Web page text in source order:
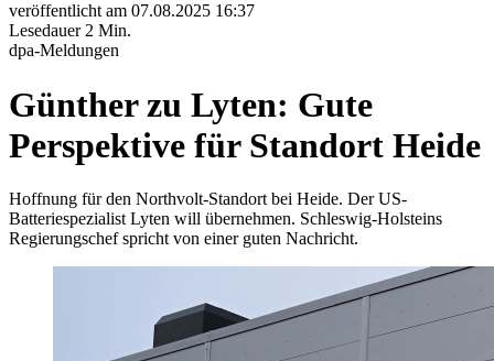
veröffentlicht am 07.08.2025 16:37
Lesedauer 2 Min.
dpa-Meldungen
Günther zu Lyten: Gute
Perspektive für Standort Heide
Hoffnung für den Northvolt-Standort bei Heide. Der US-
Batteriespezialist Lyten will übernehmen. Schleswig-Holsteins
Regierungschef spricht von einer guten Nachricht.